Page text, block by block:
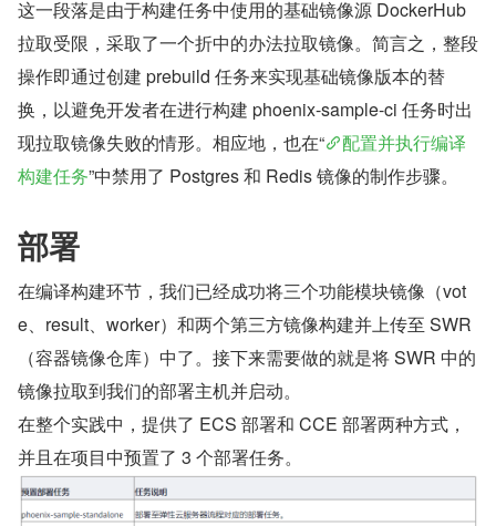
这一段落是由于构建任务中使用的基础镜像源 DockerHub
拉取受限，采取了一个折中的办法拉取镜像。简言之，整段
操作即通过创建 prebuild 任务来实现基础镜像版本的替
换，以避免开发者在进行构建 phoenix-sample-ci 任务时出
现拉取镜像失败的情形。相应地，也在“
配置并执行编译
构建任务”中禁用了 Postgres 和 Redis 镜像的制作步骤。
部署
在编译构建环节，我们已经成功将三个功能模块镜像（vot
e、result、worker）和两个第三方镜像构建并上传至 SWR
（容器镜像仓库）中了。接下来需要做的就是将 SWR 中的
镜像拉取到我们的部署主机并启动。
在整个实践中，提供了 ECS 部署和 CCE 部署两种方式，
并且在项目中预置了 3 个部署任务。